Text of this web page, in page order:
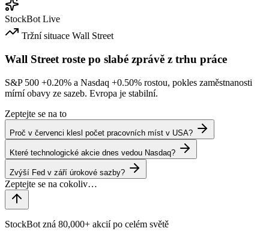
StockBot Live
Tržní situace Wall Street
Wall Street roste po slabé zprávě z trhu práce
S&P 500 +0.20% a Nasdaq +0.50% rostou, pokles zaměstnanosti
mírní obavy ze sazeb. Evropa je stabilní.
Zeptejte se na to
Proč v červenci klesl počet pracovních míst v USA?
Které technologické akcie dnes vedou Nasdaq?
Zvýší Fed v září úrokové sazby?
StockBot zná 80,000+ akcií po celém světě